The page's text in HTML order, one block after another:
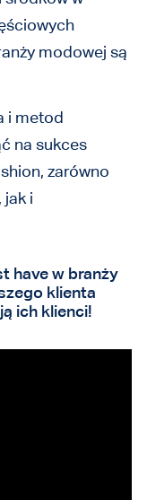
modowej są
i metod
na sukces
zarówno
jak i
have w branży
klienta
ich klienci!